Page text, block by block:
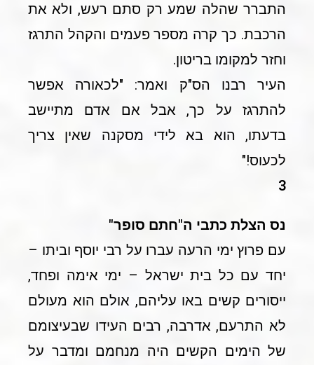
התברר שהלה שמע רק סתם רעש, ולא את
הרכבת. כך קרה מספר פעמים והקהל התרגז
וחזר למקומו בריטון.
העיר רבנו הס"ק ואמר: "לכאורה אפשר
להתרגז על כך, אבל אם אדם מתיישב
בדעתו, הוא בא לידי מסקנה שאין צריך
לכעוס!"
3
נס הצלת כתבי ה"חתם סופר"
עם פרוץ ימי הרעה עברו על רבי יוסף וביתו –
יחד עם כל בית ישראל – ימי אימה ופחד,
ייסורים קשים באו עליהם, אולם הוא מעולם
לא התרעם, אדרבה, רבים העידו שבעיצומם
של הימים הקשים היה מנחמם ומדבר על